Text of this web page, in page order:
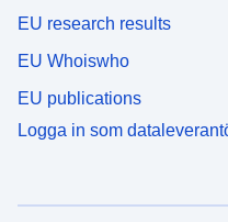
EU research results
EU Whoiswho
EU publications
Logga in som